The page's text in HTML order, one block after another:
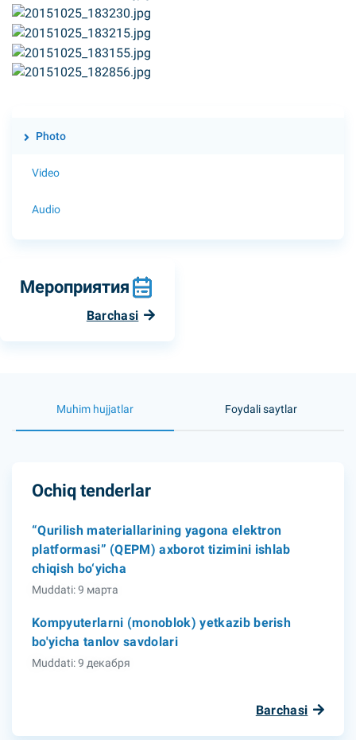
Photo
Video
Audio
Мероприятия
Barchasi
Muhim hujjatlar Foydali saytlar
Ochiq tenderlar
“Qurilish materiallarining yagona elektron
platformasi” (QEPM) axborot tizimini ishlab
chiqish bo‘yicha
Muddati: 9 марта
Kompyuterlarni (monoblok) yetkazib berish
bo'yicha tanlov savdolari
Muddati: 9 декабря
Barchasi